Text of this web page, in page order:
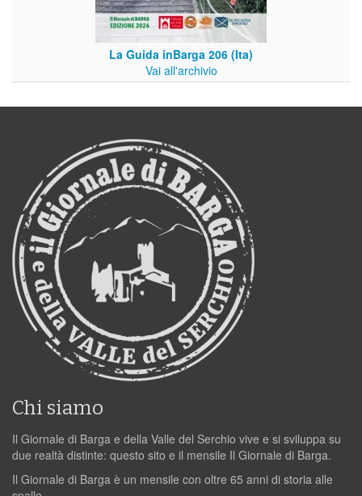
La Guida inBarga 206 (Ita)
Vai all'archivio
Chi siamo
Il Giornale di Barga e della Valle del Serchio vive e si sviluppa su
due realtà distinte: questo sito e il mensile Il Giornale di Barga.
Il Giornale di Barga è un mensile con oltre 65 anni di storia alle